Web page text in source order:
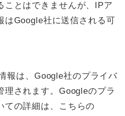
ことはできませんが、IPア
はGoogle社に送信される可
報は、Google社のプライバ
理されます。Googleのプラ
ての詳細は、こちらの